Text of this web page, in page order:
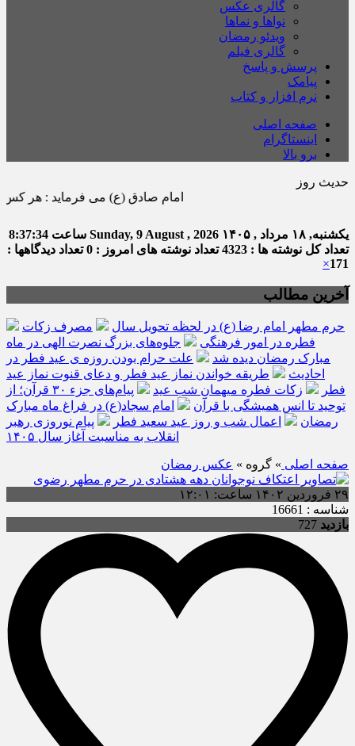
گالری عکس
نواها و نماها
ویدئو رمضان
گالری فیلم
پرسش و پاسخ
پیامک
نرم افزار و کتاب
صفحه اصلی
اینستاگرام
برو بالا
حدیث روز
امام صادق (ع) می فرماید : هر كس در ماه
یکشنبه, ۱۸ مرداد , ۱۴۰۵ Sunday, 9 August , 2026 ساعت 8:37:35
تعداد کل نوشته ها : 4323
تعداد نوشته های امروز : 0
تعداد دیدگاهها :
171
×
آخرین مطالب
حرم مطهر امام رضا (ع) در لحظه تحویل سال
مصرف زکات
فطره در امور فرهنگی
جلوه‌های بزرگ نصرت الهی در ماه
مبارک رمضان دیده شد
علت حرام بودن روزه ی عید فطر در
احادیث
طریقه خواندن نماز عید فطر و دعای قنوت نماز عید
فطر
زکات فطره میهمانِ شب عید
پیام‌های جزء ۳۰ قرآن؛ از
توحید تا انس همیشگی با قرآن
امام سجاد(ع) در فراغ ماه مبارک
رمضان
اعمال شب و روز عید سعید فطر
پیام نوروزی رهبر
انقلاب به مناسبت آغاز سال ۱۴۰۵
صفحه اصلی » گروه » عکس رمضان
۲۹ فروردین ۱۴۰۲ ساعت: ۱۲:۰۱
شناسه : 16661
بازدید 727